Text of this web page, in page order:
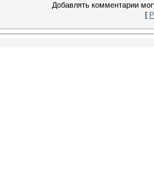
Добавлять комментарии
[